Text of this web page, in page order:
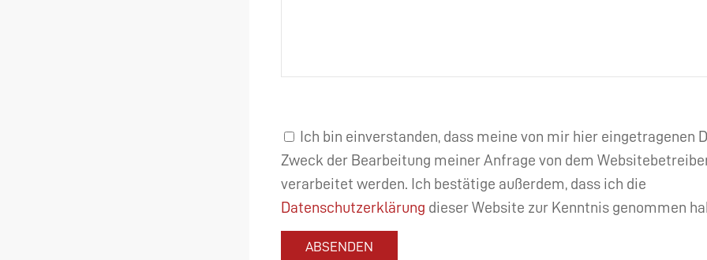
Ich bin einverstanden, dass meine von mir hier eingetragenen
Zweck der Bearbeitung meiner Anfrage von dem
verarbeitet werden. Ich bestätige außerdem, dass ich die
Datenschutzerklärung dieser Website zur Kenntnis genommen
ABSENDEN